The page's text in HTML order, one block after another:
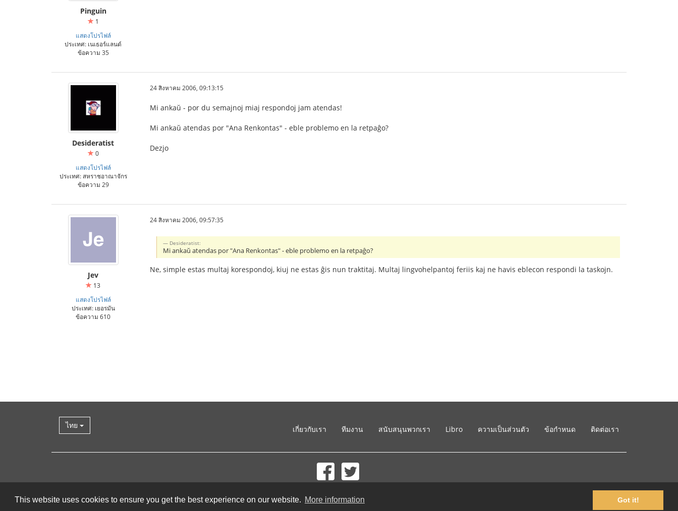
This website uses cookies to ensure you get the best experience on our website. More information Got it!
Pinguin
1
แสดงโปรไฟล์
ประเทศ: เนเธอร์แลนด์
ข้อความ 35
Desideratist
0
แสดงโปรไฟล์
ประเทศ: สหราชอาณาจักร
ข้อความ 29
24 สิงหาคม 2006, 09:13:15
Mi ankaŭ - por du semajnoj miaj respondoj jam atendas!
Mi ankaŭ atendas por "Ana Renkontas" - eble problemo en la retpaĝo?
Dezjo
Jev
13
แสดงโปรไฟล์
ประเทศ: เยอรมัน
ข้อความ 610
24 สิงหาคม 2006, 09:57:35
Desideratist:
Mi ankaŭ atendas por "Ana Renkontas" - eble problemo en la retpaĝo?
Ne, simple estas multaj korespondoj, kiuj ne estas ĝis nun traktitaj. Multaj lingvohelpantoj feriis kaj ne havis eblecon respondi la taskojn.
ไทย เกี่ยวกับเรา ทีมงาน สนับสนุนพวกเรา Libro ความเป็นส่วนตัว ข้อกำหนด ติดต่อเรา